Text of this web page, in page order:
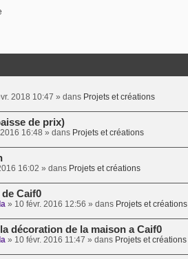
2018 10:47 » dans Projets et créations
de prix)
16:48 » dans Projets et créations
16:02 » dans Projets et créations
Caif0
» 10 févr. 2016 12:56 » dans Projets et créations
décoration de la maison a Caif0
» 10 févr. 2016 11:47 » dans Projets et créations